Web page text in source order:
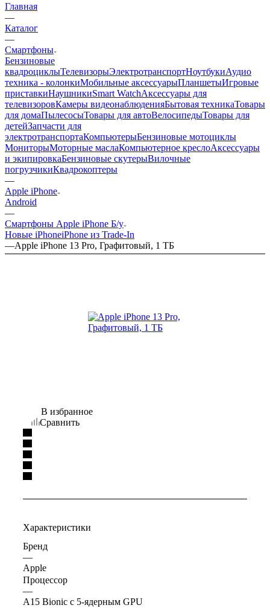
Главная
—
Каталог
—
Смартфоны
Бензиновые
квадроциклыТелевизорыЭлектротранспортНоутбукиАудио
техника - колонкиМобильные аксессуарыПланшетыИгровые
приставкиНаушникиSmart WatchАксессуары для
телевизоровКамеры видеонаблюденияБытовая техникаТовары
для домаПылесосыТовары для автоВелосипедыТовары для
детейЗапчасти для
электротранспортаКомпьютерыБензиновые мотоциклы
МониторыМоторные маслаКомпьютерное креслоАксессуары
и экипировкаБензиновые скутерыВилочные
погрузчикиКвадрокоптеры
—
Apple iPhone
Android
—
Смартфоны Apple iPhone Б/у
Новые iPhoneiPhone из Trade-In
—Apple iPhone 13 Pro, Графитовый, 1 ТБ
В избранное
Сравнить
Характеристики
Бренд
—
Apple
Процессор
—
A15 Bionic с 5-ядерным GPU